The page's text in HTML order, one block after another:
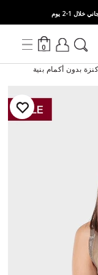
1-2 يوم
0
كنزة بدون أكمام بنية